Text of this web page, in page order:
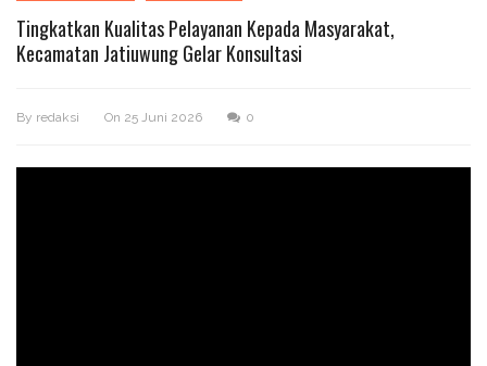
Tingkatkan Kualitas Pelayanan Kepada Masyarakat,
Kecamatan Jatiuwung Gelar Konsultasi
By redaksi On 25 Juni 2026 0